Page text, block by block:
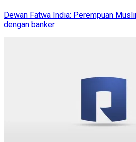
Dewan Fatwa India: Perempuan
dengan banker